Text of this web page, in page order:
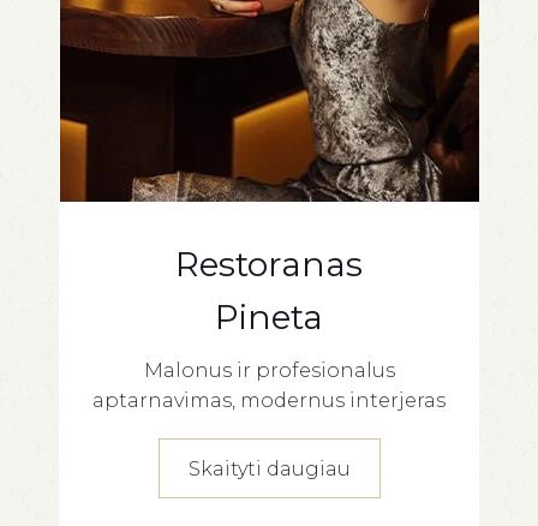
Restoranas
Pineta
Malonus ir profesionalus
aptarnavimas, modernus interjeras
Skaityti daugiau